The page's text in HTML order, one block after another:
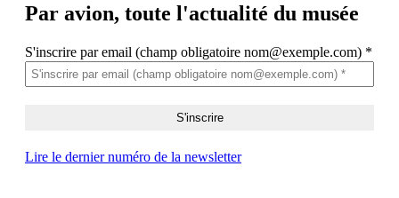
Par avion, toute l'actualité du musée
S'inscrire par email (champ obligatoire nom@exemple.com) *
Lire le dernier numéro de la newsletter